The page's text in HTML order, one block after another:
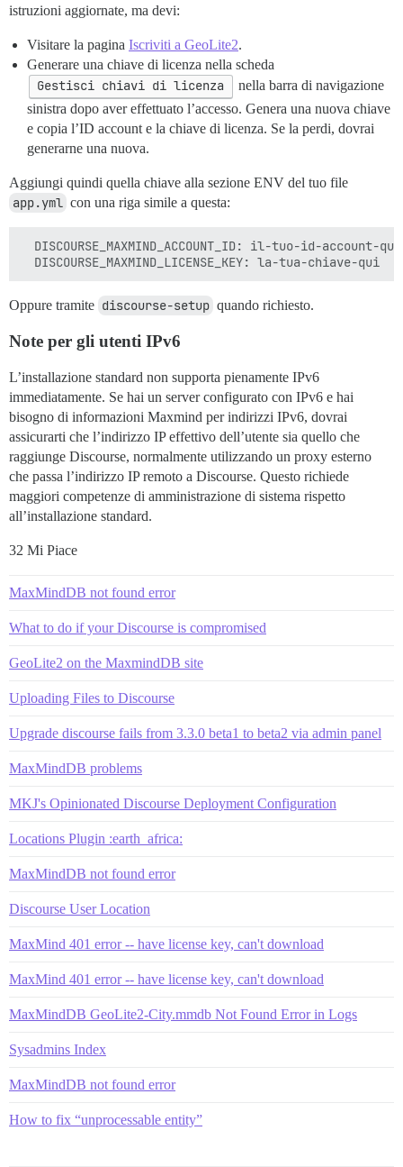
istruzioni aggiornate, ma devi:
Visitare la pagina Iscriviti a GeoLite2.
Generare una chiave di licenza nella scheda
Gestisci chiavi di licenza
nella barra di navigazione
sinistra dopo aver effettuato l’accesso. Genera una nuova chiave
e copia l’ID account e la chiave di licenza. Se la perdi, dovrai
generarne una nuova.
Aggiungi quindi quella chiave alla sezione ENV del tuo file
app.yml con una riga simile a questa:
  DISCOURSE_MAXMIND_ACCOUNT_ID: il-tuo-id-account-qui
Oppure tramite discourse-setup quando richiesto.
Note per gli utenti IPv6
L’installazione standard non supporta pienamente IPv6
immediatamente. Se hai un server configurato con IPv6 e hai
bisogno di informazioni Maxmind per indirizzi IPv6, dovrai
assicurarti che l’indirizzo IP effettivo dell’utente sia quello che
raggiunge Discourse, normalmente utilizzando un proxy esterno
che passa l’indirizzo IP remoto a Discourse. Questo richiede
maggiori competenze di amministrazione di sistema rispetto
all’installazione standard.
32 Mi Piace
MaxMindDB not found error
What to do if your Discourse is compromised
GeoLite2 on the MaxmindDB site
Uploading Files to Discourse
Upgrade discourse fails from 3.3.0 beta1 to beta2 via admin panel
MaxMindDB problems
MKJ's Opinionated Discourse Deployment Configuration
Locations Plugin :earth_africa:
MaxMindDB not found error
Discourse User Location
MaxMind 401 error -- have license key, can't download
MaxMind 401 error -- have license key, can't download
MaxMindDB GeoLite2-City.mmdb Not Found Error in Logs
Sysadmins Index
MaxMindDB not found error
How to fix “unprocessable entity”